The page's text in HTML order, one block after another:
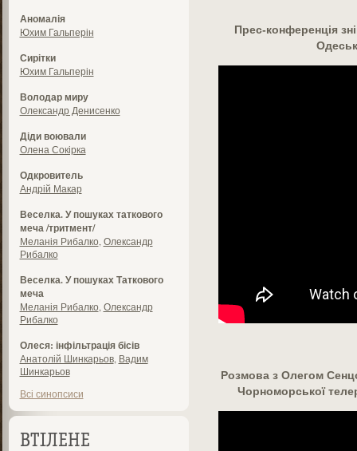
Аномалія
Юхим Гальперін
Сирітки
Юхим Гальперін
Володар миру
Олександр Денисенко
Діди воювали
Олена Сокірка
Одкровитель
Андрій Макар
Веселка. У пошуках таткового
меча /тритмент/
Меланія Рибалко Олександр
Рибалко
Веселка. У пошуках Таткового
меча
Меланія Рибалко Олександр
Рибалко
Олеся: інфільтрація бісів
Анатолій Шинкарьов, Вадим
Шинкарьов
Всі синопсиси
ВТІЛЕНЕ
Прес-конференція
Розмова з Олегом
Чорноморської